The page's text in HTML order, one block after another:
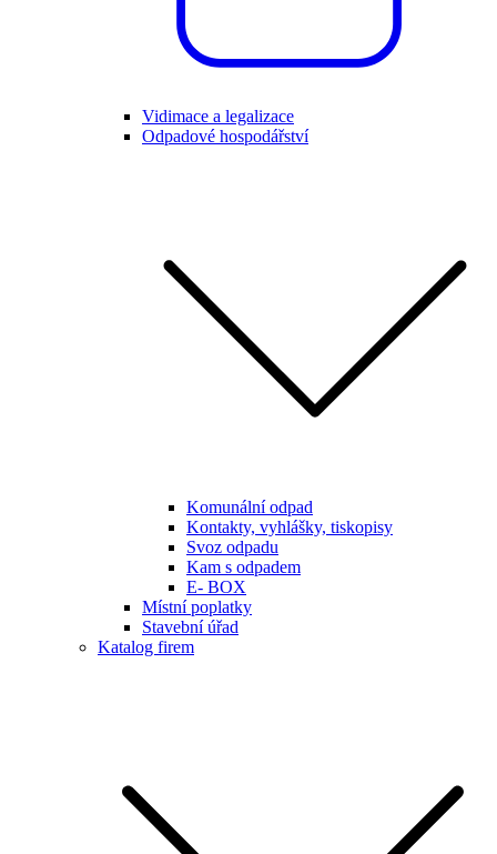
Vidimace a legalizace
Odpadové hospodářství
Komunální odpad
Kontakty, vyhlášky, tiskopisy
Svoz odpadu
Kam s odpadem
E- BOX
Místní poplatky
Stavební úřad
Katalog firem